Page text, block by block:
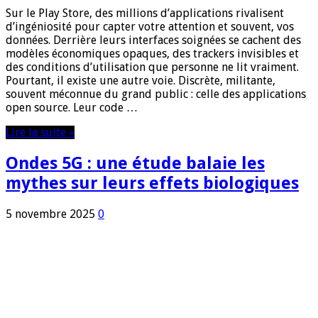
Sur le Play Store, des millions d’applications rivalisent
d’ingéniosité pour capter votre attention et souvent, vos
données. Derrière leurs interfaces soignées se cachent des
modèles économiques opaques, des trackers invisibles et
des conditions d’utilisation que personne ne lit vraiment.
Pourtant, il existe une autre voie. Discrète, militante,
souvent méconnue du grand public : celle des applications
open source. Leur code …
Lire la suite »
Ondes 5G : une étude balaie les
mythes sur leurs effets biologiques
5 novembre 2025 0